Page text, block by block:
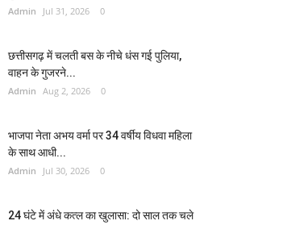
Admin Jul 31, 2026 0
छत्तीसगढ़ में चलती बस के नीचे धंस गई पुलिया,
वाहन के गुजरने...
Admin Aug 2, 2026 0
भाजपा नेता अभय वर्मा पर 34 वर्षीय विधवा महिला
के साथ आधी...
Admin Jul 30, 2026 0
24 घंटे में अंधे कत्ल का खुलासा: दो साल तक चले